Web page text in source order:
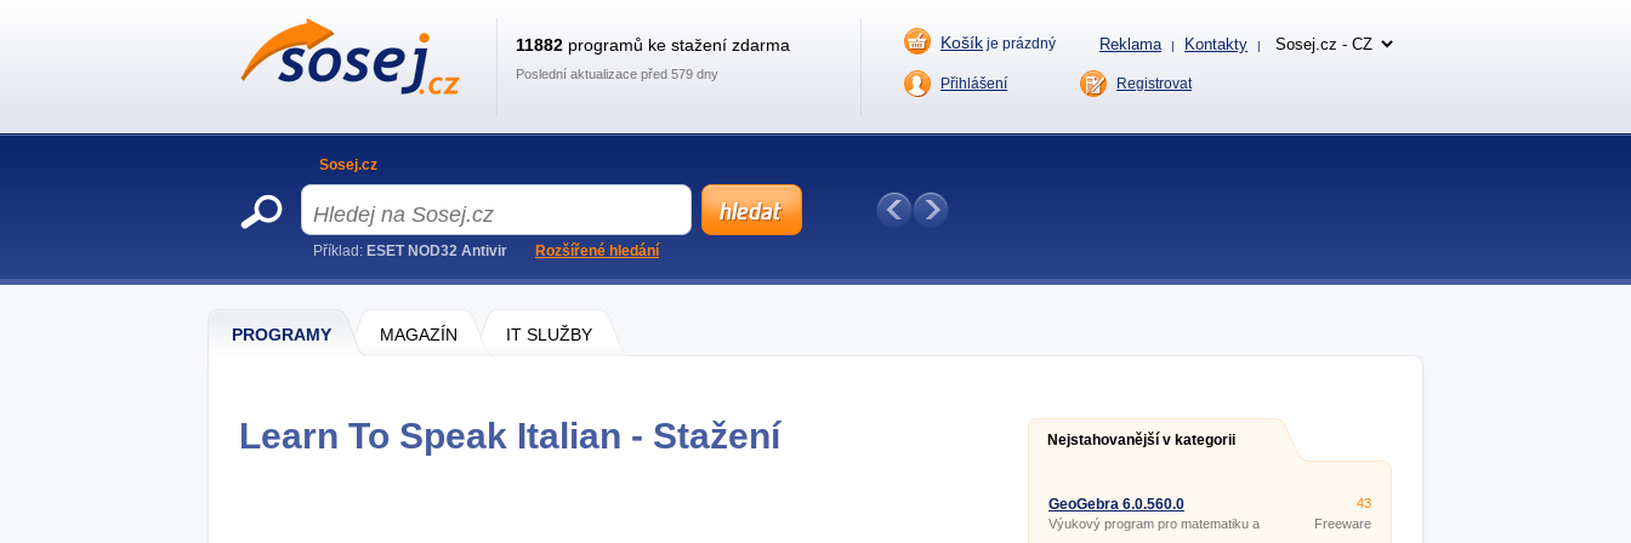
PROGRAMY MAGAZÍN IT SLUŽBY
Learn To Speak Italian - Stažení Nejstahovanější v kategorii
GeoGebra 6.0.560.0
Výukový program pro matematiku a
43
Freeware
11882 programů ke stažení zdarma
Poslední aktualizace před 579 dny
Košík je prázdný Reklama | Kontakty |
Přihlášení Registrovat
Sosej.cz
Příklad: ESET NOD32 Antivir Rozšířené hledání